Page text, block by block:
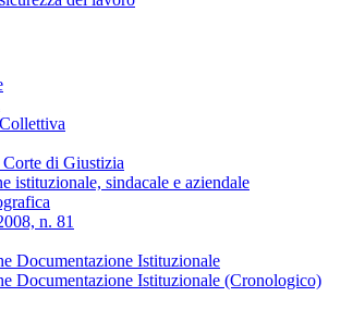
di Giustizia
istituzionale, sindacale e aziendale
n. 81
Documentazione Istituzionale
Documentazione Istituzionale (Cronologico)